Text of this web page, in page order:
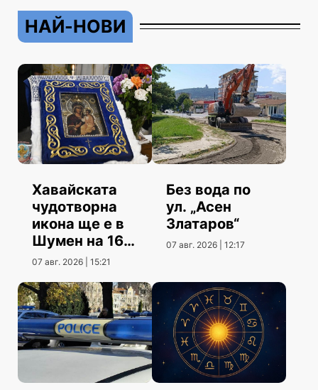
НАЙ-НОВИ
Хавайската
чудотворна
икона ще е в
Шумен на 16
август
07 авг. 2026 | 15:21
Без вода по
ул. „Асен
Златаров“
07 авг. 2026 | 12:17